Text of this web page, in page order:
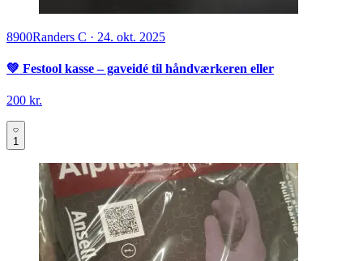
8900Randers C · 24. okt. 2025
💚 Festool kasse – gaveidé til håndværkeren eller
200 kr.
1